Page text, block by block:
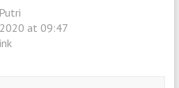
at 09:47